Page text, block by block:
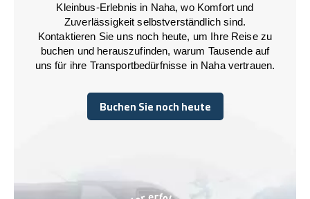
Kleinbus-Erlebnis in Naha, wo Komfort und
Zuverlässigkeit selbstverständlich sind.
Kontaktieren Sie uns noch heute, um Ihre Reise zu
buchen und herauszufinden, warum Tausende auf
uns für ihre Transportbedürfnisse in Naha vertrauen.
Buchen Sie noch heute
Buchen Sie noch heute